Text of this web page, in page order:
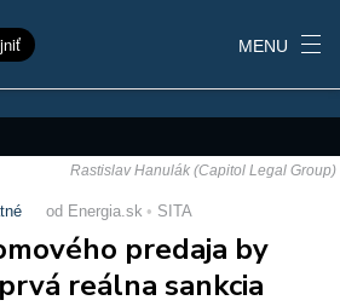
MENU
Rastislav Hanulák (Capitol Legal Group)
od Energia.sk SITA
predaja by
reálna sankcia